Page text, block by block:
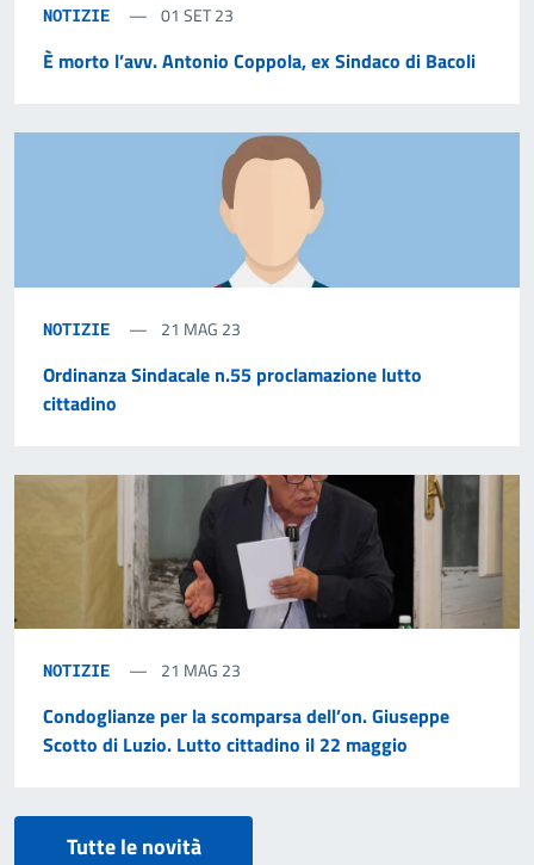
NOTIZIE 01 SET 23
È morto l’avv. Antonio Coppola, ex Sindaco di Bacoli
NOTIZIE 21 MAG 23
Ordinanza Sindacale n.55 proclamazione lutto
cittadino
NOTIZIE 21 MAG 23
Condoglianze per la scomparsa dell’on. Giuseppe
Scotto di Luzio. Lutto cittadino il 22 maggio
Tutte le novità